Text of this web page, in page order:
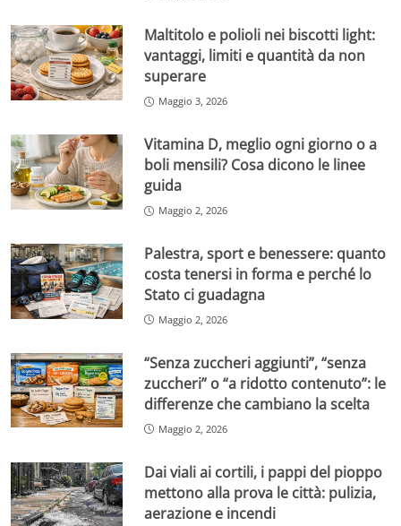
Maltitolo e polioli nei biscotti light:
vantaggi, limiti e quantità da non
superare
Maggio 3, 2026
Vitamina D, meglio ogni giorno o a
boli mensili? Cosa dicono le linee
guida
Maggio 2, 2026
Palestra, sport e benessere: quanto
costa tenersi in forma e perché lo
Stato ci guadagna
Maggio 2, 2026
“Senza zuccheri aggiunti”, “senza
zuccheri” o “a ridotto contenuto”: le
differenze che cambiano la scelta
Maggio 2, 2026
Dai viali ai cortili, i pappi del pioppo
mettono alla prova le città: pulizia,
aerazione e incendi